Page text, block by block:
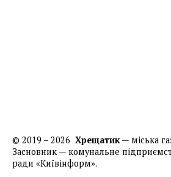
© 2019 – 2026 Хрещатик— міська
Засновник — комунальне
ради «Київінформ».